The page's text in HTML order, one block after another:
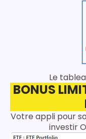
Le
BONUS
Votre appli pour
investir